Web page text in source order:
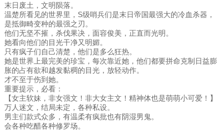
末日废土，文明陨落。
温楚所看见的世界里，S级哨兵们是末日帝国最强大的冷血杀器，
是抵御畸变种的最强之刃。
他们无坚不摧，杀伐果决，面容俊美，正直而光明。
她看向他们的目光干净又明媚。
只有疯子们自己清楚，他们是多么狂热。
她是世界上最完美的珍宝，每次靠近她，他们都要拼命克制日益膨
胀的占有欲和越发黏稠的目光，放轻动作。
才不至于伤到她。
重要提示，必看：
【女主软妹，非女强文！非大女主文！精神体也是萌萌小可爱！】
万人迷文，结局未定，各种私设。
男主们款式众多，有温柔有疯批也有阴湿男鬼。
会各种吃醋各种修罗场。